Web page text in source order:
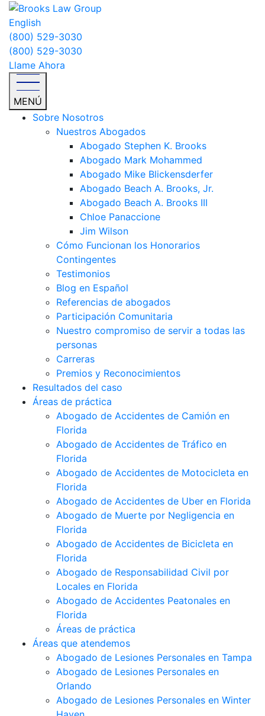
English
(800) 529-3030
(800) 529-3030
Llame Ahora
MENÚ
Sobre Nosotros
Nuestros Abogados
Abogado Stephen K. Brooks
Abogado Mark Mohammed
Abogado Mike Blickensderfer
Abogado Beach A. Brooks, Jr.
Abogado Beach A. Brooks III
Chloe Panaccione
Jim Wilson
Cómo Funcionan los Honorarios
Contingentes
Testimonios
Blog en Español
Referencias de abogados
Participación Comunitaria
Nuestro compromiso de servir a todas las
personas
Carreras
Premios y Reconocimientos
Resultados del caso
Áreas de práctica
Abogado de Accidentes de Camión en
Florida
Abogado de Accidentes de Tráfico en
Florida
Abogado de Accidentes de Motocicleta en
Florida
Abogado de Accidentes de Uber en Florida
Abogado de Muerte por Negligencia en
Florida
Abogado de Accidentes de Bicicleta en
Florida
Abogado de Responsabilidad Civil por
Locales en Florida
Abogado de Accidentes Peatonales en
Florida
Áreas de práctica
Áreas que atendemos
Abogado de Lesiones Personales en Tampa
Abogado de Lesiones Personales en
Orlando
Abogado de Lesiones Personales en Winter